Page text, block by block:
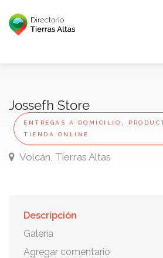
Jossefh Store
ENTREGAS A DOMICILIO ,
TIENDA ONLINE
Volcán, Tierras Altas
Descripción
Galería
Agregar comentario